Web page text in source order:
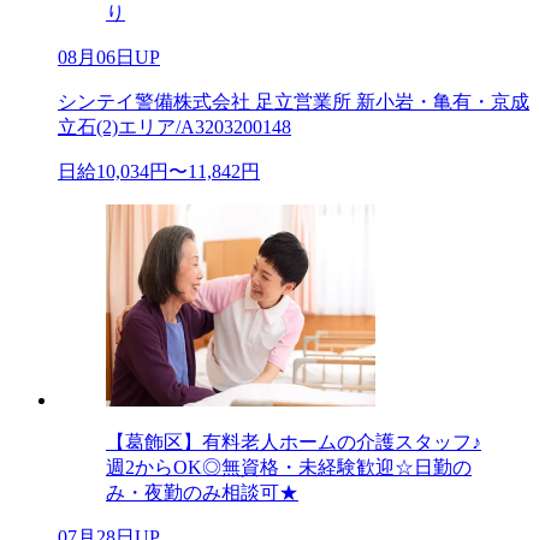
り
08月06日UP
シンテイ警備株式会社 足立営業所 新小岩・亀有・京成
立石(2)エリア/A3203200148
日給10,034円〜11,842円
【葛飾区】有料老人ホームの介護スタッフ♪
週2からOK◎無資格・未経験歓迎☆日勤の
み・夜勤のみ相談可★